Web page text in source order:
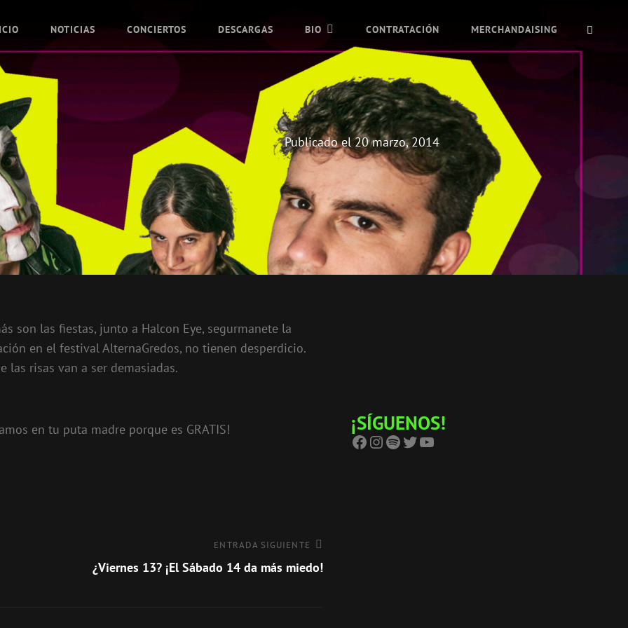
NOTICIAS CONCIERTOS DESCARGAS BIO CONTRATACIÓN MERCHANDAISING
Publicado el20 marzo, 2014
son las fiestas, junto a Halcon Eye, segurmanete la
en el festival AlternaGredos, no tienen desperdicio.
las risas van a ser demasiadas.
en tu puta madre porque es GRATIS!
ENTRADA SIGUIENTE
¿Viernes 13? ¡El Sábado 14 da más miedo!
¡SÍGUENOS!
Facebook Instagram Spotify Twitter YouTube